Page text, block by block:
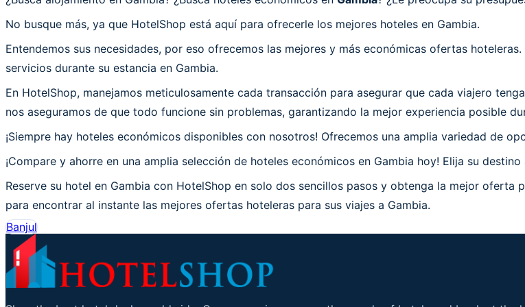
No busque más, ya que HotelShop está aquí para ofrecerle los mejores hoteles en Gambia.
Entendemos sus necesidades, por eso ofrecemos las mejores y más económicas ofertas
servicios durante su estancia en Gambia.
En HotelShop, manejamos meticulosamente cada transacción para asegurar que cada viajero
nos aseguramos de que todo funcione sin problemas, garantizando la mejor experiencia posible
¡Siempre hay hoteles económicos disponibles con nosotros! Ofrecemos una amplia variedad de
¡Compare y ahorre en una amplia selección de hoteles económicos en Gambia hoy! Elija su
Reserve su hotel en Gambia con HotelShop en solo dos sencillos pasos y obtenga la mejor oferta
para encontrar al instante las mejores ofertas hoteleras para sus viajes a Gambia.
Banjul